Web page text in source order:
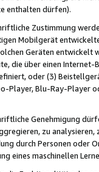
enthalten dürfen).
Zustimmung
Mobilgerät
Geräten
die über einen
oder (3)
Blu-Ray-Player
Genehmigung
zu
durch Personen
eines maschinellen